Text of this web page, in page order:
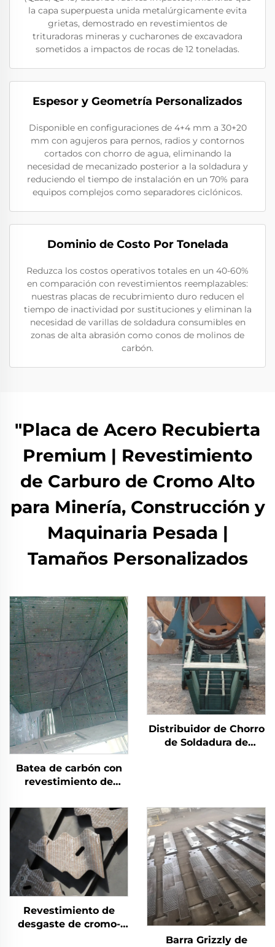
la capa superpuesta unida metalúrgicamente evita
grietas, demostrado en revestimientos de
trituradoras mineras y cucharones de excavadora
sometidos a impactos de rocas de 12 toneladas.
Espesor y Geometría Personalizados
Disponible en configuraciones de 4+4 mm a 30+20
mm con agujeros para pernos, radios y contornos
cortados con chorro de agua, eliminando la
necesidad de mecanizado posterior a la soldadura y
reduciendo el tiempo de instalación en un 70% para
equipos complejos como separadores ciclónicos.
Dominio de Costo Por Tonelada
Reduzca los costos operativos totales en un 40-60%
en comparación con revestimientos reemplazables:
nuestras placas de recubrimiento duro reducen el
tiempo de inactividad por sustituciones y eliminan la
necesidad de varillas de soldadura consumibles en
zonas de alta abrasión como conos de molinos de
carbón.
"Placa de Acero Recubierta
Premium | Revestimiento
de Carburo de Cromo Alto
para Minería, Construcción y
Maquinaria Pesada |
Tamaños Personalizados
Batea de carbón con
revestimiento de
de cromo
Distribuidor de Chorro
de Soldadura de
Revestimiento de
desgaste de cromo-
Barra Grizzly de